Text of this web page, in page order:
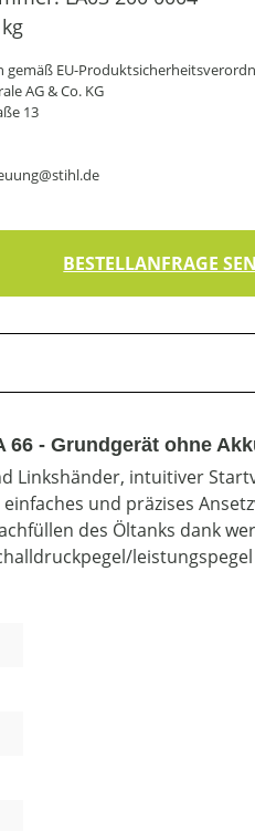
gemäß EU-
AG & Co. KG
13
BESTELLANFRAGE
- Grundgerät ohne
Linkshänder, intuitiver
und präzises
des Öltanks dank